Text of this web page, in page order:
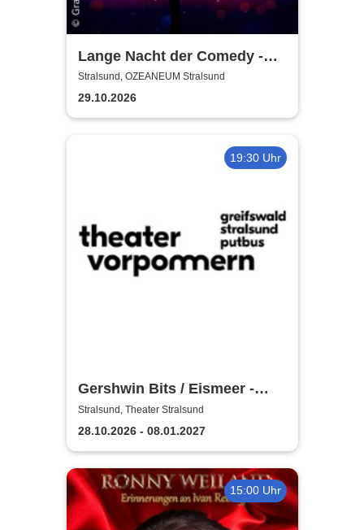
Lange Nacht der Comedy -
Die Stadt lacht
Stralsund, OZEANEUM Stralsund
29.10.2026
19:30 Uhr
Gershwin Bits / Eismeer -
Theater Vorpommern
Stralsund, Theater Stralsund
28.10.2026 - 08.01.2027
15:00 Uhr